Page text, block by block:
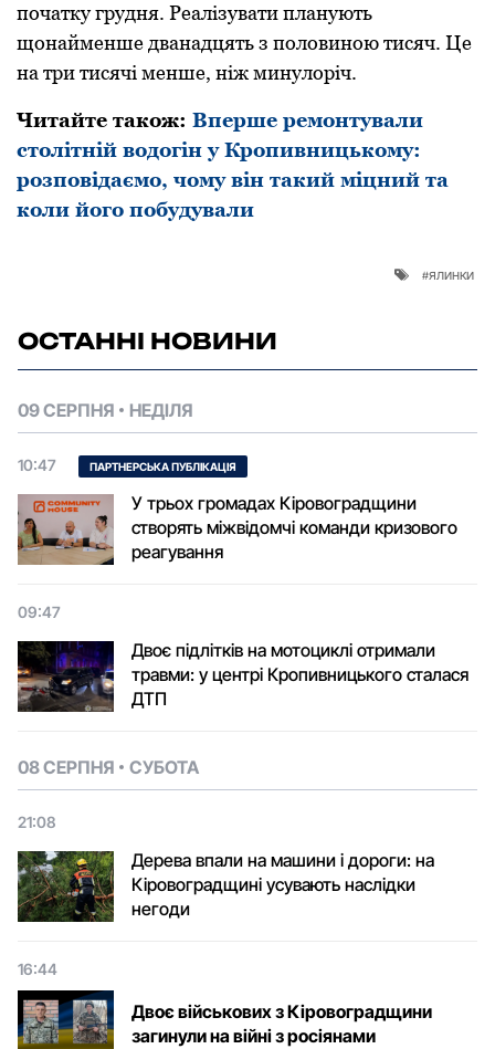
початку грудня. Реалізувати планують
щонайменше дванадцять з половиною тисяч. Це
на три тисячі менше, ніж минулоріч.
Читайте також: Вперше ремонтували
столітній водогін у Кропивницькому:
розповідаємо, чому він такий міцний та
коли його побудували
ялинки
ОСТАННІ НОВИНИ
09 СЕРПНЯ НЕДІЛЯ
10:47 ПАРТНЕРСЬКА ПУБЛІКАЦІЯ
У трьох громадах Кіровоградщини
створять міжвідомчі команди кризового
реагування
09:47
Двоє підлітків на мотоциклі отримали
травми: у центрі Кропивницького сталася
ДТП
08 СЕРПНЯ СУБОТА
21:08
Дерева впали на машини і дороги: на
Кіровоградщині усувають наслідки
негоди
16:44
Двоє військових з Кіровоградщини
загинули на війні з росіянами